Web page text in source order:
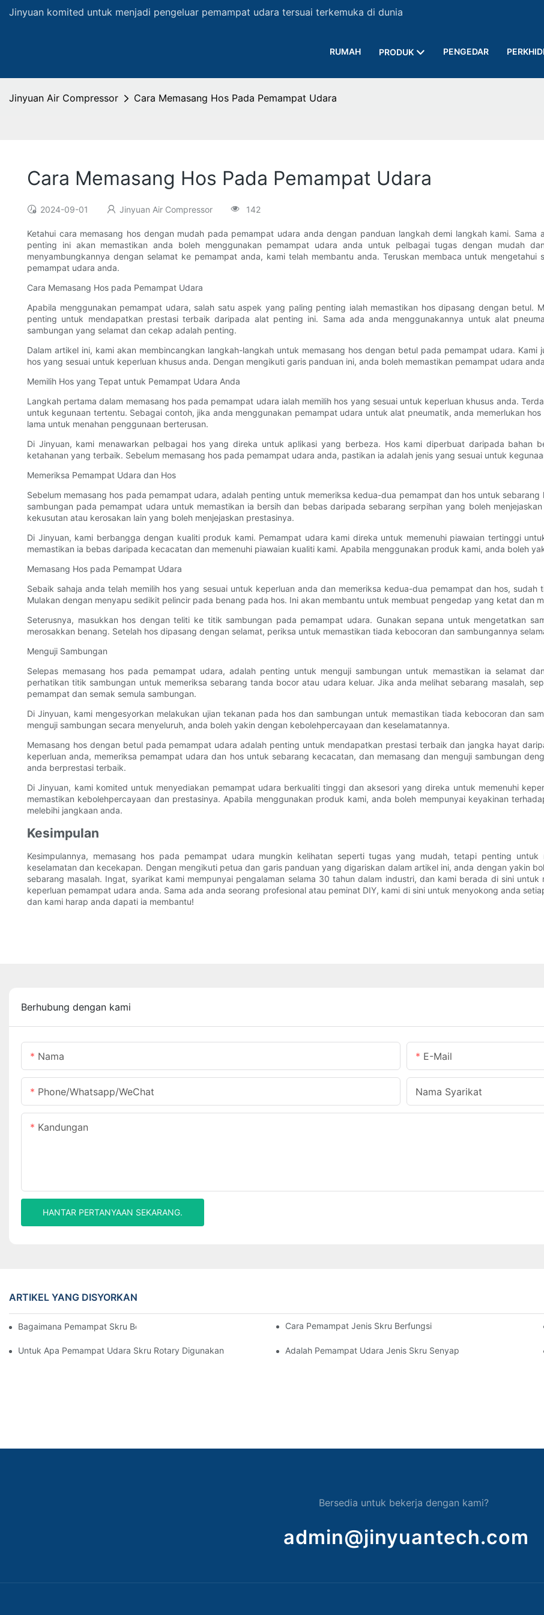
Jinyuan komited untuk menjadi pengeluar pemampat udara tersuai terkemuka di dunia
RUMAH PRODUK PENGEDAR
Jinyuan Air Compressor Cara Memasang Hos Pada Pemampat Udara
Cara Memasang Hos Pada Pemampat Udara
2024-09-01 Jinyuan Air Compressor 142
Ketahui cara memasang hos dengan mudah pada pemampat udara anda dengan panduan langkah demi langkah kami. Sama
penting ini akan memastikan anda boleh menggunakan pemampat udara anda untuk pelbagai tugas dengan mudah
menyambungkannya dengan selamat ke pemampat anda, kami telah membantu anda. Teruskan membaca untuk
pemampat udara anda.
Cara Memasang Hos pada Pemampat Udara
Apabila menggunakan pemampat udara, salah satu aspek yang paling penting ialah memastikan hos dipasang dengan betul.
penting untuk mendapatkan prestasi terbaik daripada alat penting ini. Sama ada anda menggunakannya untuk alat
sambungan yang selamat dan cekap adalah penting.
Dalam artikel ini, kami akan membincangkan langkah-langkah untuk memasang hos dengan betul pada pemampat udara.
hos yang sesuai untuk keperluan khusus anda. Dengan mengikuti garis panduan ini, anda boleh memastikan pemampat udara
Memilih Hos yang Tepat untuk Pemampat Udara Anda
Langkah pertama dalam memasang hos pada pemampat udara ialah memilih hos yang sesuai untuk keperluan khusus anda.
untuk kegunaan tertentu. Sebagai contoh, jika anda menggunakan pemampat udara untuk alat pneumatik, anda memerlukan
lama untuk menahan penggunaan berterusan.
Di Jinyuan, kami menawarkan pelbagai hos yang direka untuk aplikasi yang berbeza. Hos kami diperbuat daripada bahan
ketahanan yang terbaik. Sebelum memasang hos pada pemampat udara anda, pastikan ia adalah jenis yang sesuai untuk
Memeriksa Pemampat Udara dan Hos
Sebelum memasang hos pada pemampat udara, adalah penting untuk memeriksa kedua-dua pemampat dan hos untuk
sambungan pada pemampat udara untuk memastikan ia bersih dan bebas daripada sebarang serpihan yang boleh
kekusutan atau kerosakan lain yang boleh menjejaskan prestasinya.
Di Jinyuan, kami berbangga dengan kualiti produk kami. Pemampat udara kami direka untuk memenuhi piawaian tertinggi
memastikan ia bebas daripada kecacatan dan memenuhi piawaian kualiti kami. Apabila menggunakan produk kami, anda boleh
Memasang Hos pada Pemampat Udara
Sebaik sahaja anda telah memilih hos yang sesuai untuk keperluan anda dan memeriksa kedua-dua pemampat dan hos,
Mulakan dengan menyapu sedikit pelincir pada benang pada hos. Ini akan membantu untuk membuat pengedap yang ketat dan
Seterusnya, masukkan hos dengan teliti ke titik sambungan pada pemampat udara. Gunakan sepana untuk mengetatkan
merosakkan benang. Setelah hos dipasang dengan selamat, periksa untuk memastikan tiada kebocoran dan sambungannya
Menguji Sambungan
Selepas memasang hos pada pemampat udara, adalah penting untuk menguji sambungan untuk memastikan ia selamat
perhatikan titik sambungan untuk memeriksa sebarang tanda bocor atau udara keluar. Jika anda melihat sebarang masalah,
pemampat dan semak semula sambungan.
Di Jinyuan, kami mengesyorkan melakukan ujian tekanan pada hos dan sambungan untuk memastikan tiada kebocoran dan
menguji sambungan secara menyeluruh, anda boleh yakin dengan kebolehpercayaan dan keselamatannya.
Memasang hos dengan betul pada pemampat udara adalah penting untuk mendapatkan prestasi terbaik dan jangka hayat
keperluan anda, memeriksa pemampat udara dan hos untuk sebarang kecacatan, dan memasang dan menguji sambungan
anda berprestasi terbaik.
Di Jinyuan, kami komited untuk menyediakan pemampat udara berkualiti tinggi dan aksesori yang direka untuk memenuhi
memastikan kebolehpercayaan dan prestasinya. Apabila menggunakan produk kami, anda boleh mempunyai keyakinan
melebihi jangkaan anda.
Kesimpulan
Kesimpulannya, memasang hos pada pemampat udara mungkin kelihatan seperti tugas yang mudah, tetapi penting
keselamatan dan kecekapan. Dengan mengikuti petua dan garis panduan yang digariskan dalam artikel ini, anda dengan yakin
sebarang masalah. Ingat, syarikat kami mempunyai pengalaman selama 30 tahun dalam industri, dan kami berada di sini
keperluan pemampat udara anda. Sama ada anda seorang profesional atau peminat DIY, kami di sini untuk menyokong anda
dan kami harap anda dapati ia membantu!
Berhubung dengan kami
Nama E-Mail
Phone/Whatsapp/WeChat Nama Syarikat
Kandungan
HANTAR PERTANYAAN SEKARANG.
ARTIKEL YANG DISYORKAN
Bagaimana Pemampat Skru Berfungsi Cara Pemampat Jenis Skru Berfungsi
Untuk Apa Pemampat Udara Skru Rotary Digunakan Adalah Pemampat Udara Jenis Skru Senyap
Bersedia untuk bekerja dengan kami?
admin@jinyuantech.com